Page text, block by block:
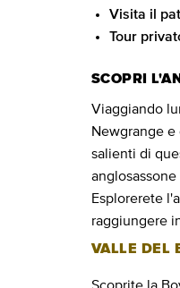
Visita il
Tour
SCOPRI
Viaggiando
Newgrange
salienti di
Esplorerete
raggiungere
VALLE DEL